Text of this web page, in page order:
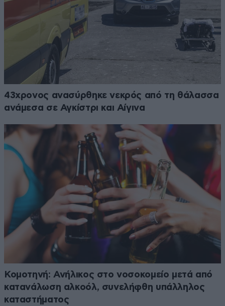
43χρονος ανασύρθηκε νεκρός από τη θάλασσα
ανάμεσα σε Αγκίστρι και Αίγινα
Κομοτηνή: Ανήλικος στο νοσοκομείο μετά από
κατανάλωση αλκοόλ, συνελήφθη υπάλληλος
καταστήματος